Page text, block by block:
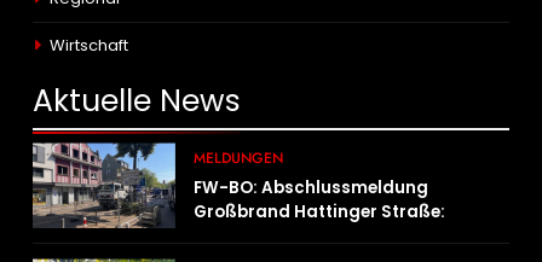
Wirtschaft
Aktuelle News
MELDUNGEN
FW-BO: Abschlussmeldung
Großbrand Hattinger Straße: